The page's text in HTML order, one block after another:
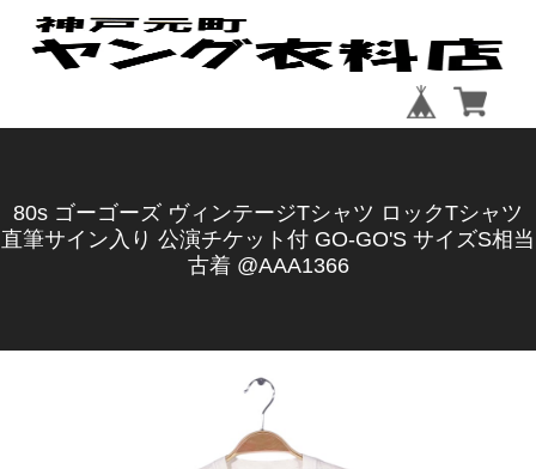
80s ゴーゴーズ ヴィンテージTシャツ ロックTシャツ
直筆サイン入り 公演チケット付 GO-GO'S サイズS相当
古着 @AAA1366